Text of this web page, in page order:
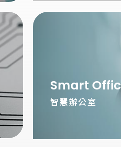
Smart
智慧辦公室